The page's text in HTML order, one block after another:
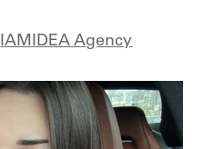
IAMIDEA Agency